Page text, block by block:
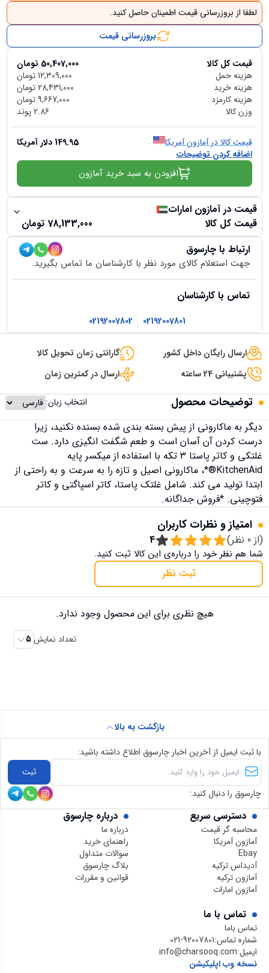
لطفا از بروزرسانی قیمت اطمینان حاصل کنید.
بروزرسانی قیمت
قیمت کل کالا 50,407,000 تومان
هزینه حمل
12,309,000تومان
هزینه خرید
28,431,000تومان
هزینه کارمزد
9,667,000تومان
وزن کالا
2.86پوند
قیمت کالا در آمازون آمریکا 149.95 دلار آمریکا
اضافه کردن توضیحات
افزودن به سبد خرید آمازون
قیمت در آمازون امارات
قیمت کل کالا
78,133,000 تومان
ارتباط با چارسوق
جهت استعلام کالای مورد نظر با کارشناسان ما تماس بگیرید.
تماس با کارشناسان
02192007801
02192007802
ارسال رایگان داخل کشور
گارانتی زمان تحویل کالا
پشتیبانی 24 ساعته
ارسال در کمترین زمان
توضیحات محصول انتخاب زبان:
دیگر به ماکارونی از پیش بسته بندی شده بسنده نکنید، زیرا
درست کردن آن آسان است و طعم شگفت انگیزی دارد. ست
غلتکی و کاتر پاستا 3 تکه با استفاده از میکسر پایه
KitchenAid®*، ماکارونی اصیل و تازه را به سرعت و به راحتی از
ابتدا تولید می کند. شامل غلتک پاستا، کاتر اسپاگتی و کاتر
فتوچینی. *فروش جداگانه.
امتیاز و نظرات کاربران
(از 0 نظر) 4
شما هم نظر خود را درباره‌ی این کالا ثبت کنید.
ثبت نظر
هیچ نظری برای این محصول وجود ندارد.
تعداد نمایش 5
دسترسی سریع
محاسبه گر قیمت
آمازون آمریکا
Ebay
آدیداس ترکیه
آمازون ترکیه
آمازون امارات
درباره چارسوق
درباره ما
راهنمای خرید
سوالات متداول
بلاگ چارسوق
قوانین و مقررات
تماس با ما
تماس باما
شماره تماس:021-92007801
ایمیل:info@charsooq.com
نسخه وب اپلیکیشن
بازگشت به بالا
با ثبت ایمیل از آخرین اخبار چارسوق اطلاع داشته باشید:
ثبت
چارسوق را دنبال کنید: